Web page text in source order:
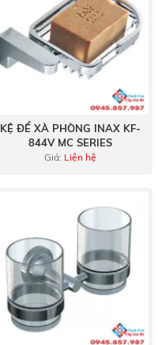
KỆ ĐỂ XÀ PHÒNG INAX KF-
844V MC SERIES
Giá: Liện hệ